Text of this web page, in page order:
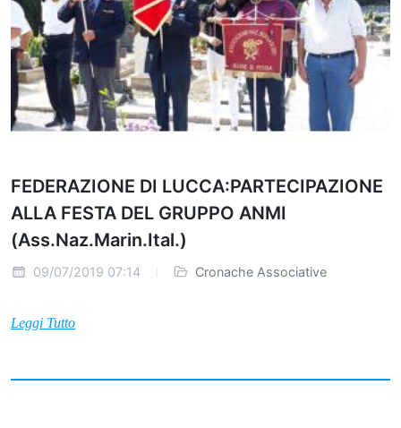
FEDERAZIONE DI LUCCA:PARTECIPAZIONE
ALLA FESTA DEL GRUPPO ANMI
(Ass.Naz.Marin.Ital.)
09/07/2019 07:14 Cronache Associative
Leggi Tutto